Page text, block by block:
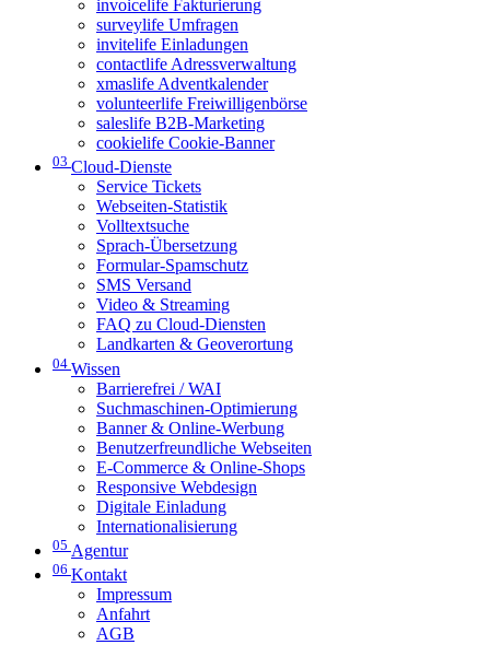
invoicelife Fakturierung
surveylife Umfragen
invitelife Einladungen
contactlife Adressverwaltung
xmaslife Adventkalender
volunteerlife Freiwilligenbörse
saleslife B2B-Marketing
cookielife Cookie-Banner
03 Cloud-Dienste
Service Tickets
Webseiten-Statistik
Volltextsuche
Sprach-Übersetzung
Formular-Spamschutz
SMS Versand
Video & Streaming
FAQ zu Cloud-Diensten
Landkarten & Geoverortung
04 Wissen
Barrierefrei / WAI
Suchmaschinen-Optimierung
Banner & Online-Werbung
Benutzerfreundliche Webseiten
E-Commerce & Online-Shops
Responsive Webdesign
Digitale Einladung
Internationalisierung
05 Agentur
06 Kontakt
Impressum
Anfahrt
AGB